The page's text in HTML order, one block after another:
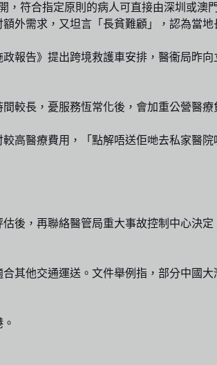
符合指定原則的病人可直接由深圳或澳
外需求，又坦言「長貧難顧」，認為當地
報告》提出跨境救護車安排，醫衞局昨
較長，憂服務恆常化後，會加重公營醫療
高醫療費用，「點解唔送佢哋去私家醫
後，再聯絡醫管局重大事故控制中心決
其他交通運送。文件舉例指，部分中國